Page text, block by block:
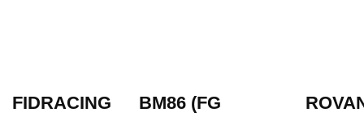
FIDRACING
BM86 (FG